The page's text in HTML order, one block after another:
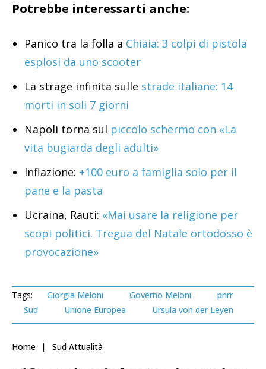
Potrebbe interessarti anche:
Panico tra la folla a Chiaia: 3 colpi di pistola
esplosi da uno scooter
La strage infinita sulle strade italiane: 14
morti in soli 7 giorni
Napoli torna sul piccolo schermo con «La
vita bugiarda degli adulti»
Inflazione: +100 euro a famiglia solo per il
pane e la pasta
Ucraina, Rauti: «Mai usare la religione per
scopi politici. Tregua del Natale ortodosso è
provocazione»
Tags: Giorgia Meloni Governo Meloni
pnrr
Sud
Unione Europea Ursula von der Leyen
Home Sud Attualità